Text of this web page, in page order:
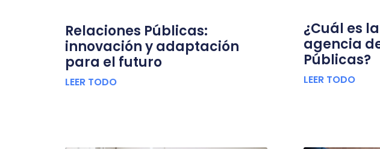
Relaciones Públicas:
innovación y adaptación
para el futuro
LEER TODO
¿Cuál es
agencia
Públicas?
LEER TODO